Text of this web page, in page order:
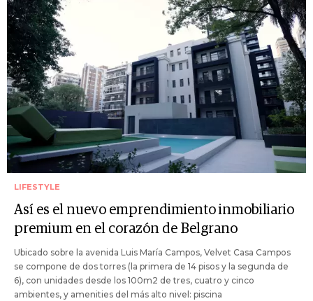
LIFESTYLE
Así es el nuevo emprendimiento inmobiliario
premium en el corazón de Belgrano
Ubicado sobre la avenida Luis María Campos, Velvet Casa Campos
se compone de dos torres (la primera de 14 pisos y la segunda de
6), con unidades desde los 100m2 de tres, cuatro y cinco
ambientes, y amenities del más alto nivel: piscina